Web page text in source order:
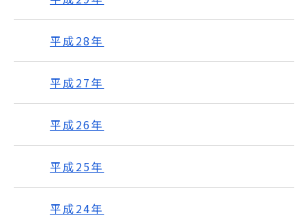
平成28年
平成27年
平成26年
平成25年
平成24年